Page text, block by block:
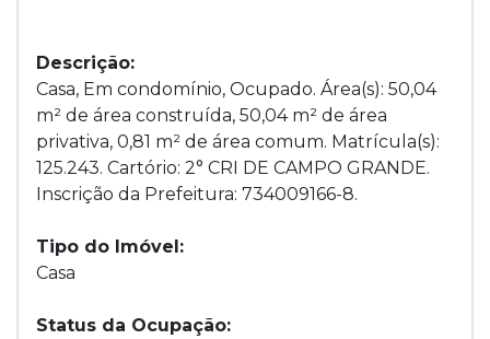
Descrição:
Casa, Em condomínio, Ocupado. Área(s): 50,04
m² de área construída, 50,04 m² de área
privativa, 0,81 m² de área comum. Matrícula(s):
125.243. Cartório: 2° CRI DE CAMPO GRANDE.
Inscrição da Prefeitura: 734009166-8.
Tipo do Imóvel:
Casa
Status da Ocupação: